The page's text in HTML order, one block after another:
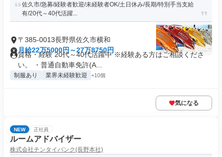
佐久市/急募/経験者歓迎/未経験者OK/土日休み/長期/特別手当支給
有/20代～40代活躍...
〒385-0013長野県佐久市横和
月給22万5000円～27万8750円
資格・経験 20代～40代活躍中 ※経験ある方はご相談くださ
い。 ・普通自動車免許(A...
制服あり 業界未経験歓迎 +10個
気になる
NEW 正社員
ルームアドバイザー
株式会社チンタイバンク(長野本社)